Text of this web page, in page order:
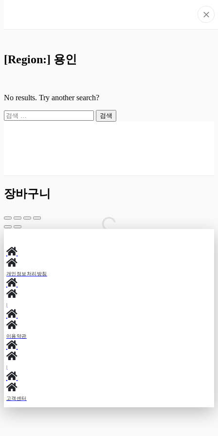
[Region:] 용인
No results. Try another search?
검
장바구니
개인정보처리방침
|
이용약관
|
고객센터